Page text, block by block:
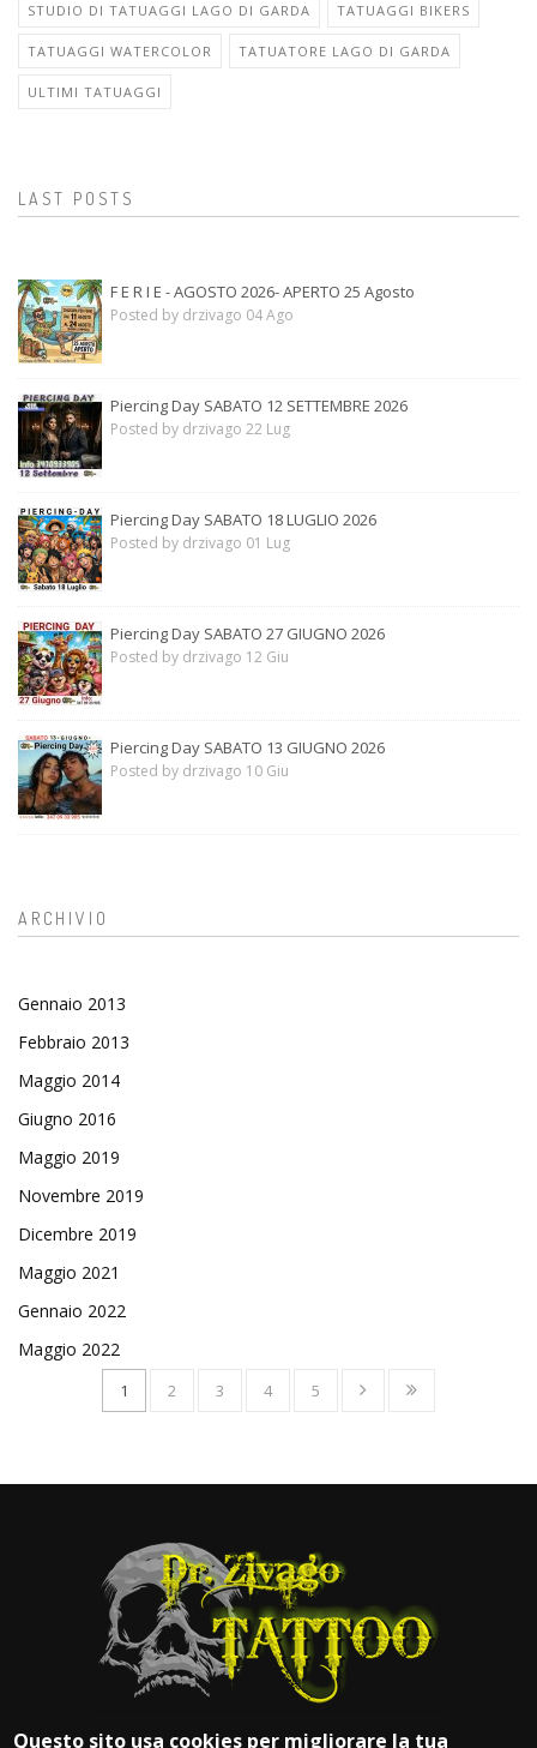
STUDIO DI TATUAGGI LAGO DI GARDA TATUAGGI BIKERS
TATUAGGI WATERCOLOR TATUATORE LAGO DI GARDA
ULTIMI TATUAGGI
LAST POSTS
F E R I E - AGOSTO 2026- APERTO 25 Agosto
Posted by drzivago 04 Ago
Piercing Day SABATO 12 SETTEMBRE 2026
Posted by drzivago 22 Lug
Piercing Day SABATO 18 LUGLIO 2026
Posted by drzivago 01 Lug
Piercing Day SABATO 27 GIUGNO 2026
Posted by drzivago 12 Giu
Piercing Day SABATO 13 GIUGNO 2026
Posted by drzivago 10 Giu
ARCHIVIO
Gennaio 2013
Febbraio 2013
Maggio 2014
Giugno 2016
Maggio 2019
Novembre 2019
Dicembre 2019
Maggio 2021
Gennaio 2022
Maggio 2022
1 2 3 4 5
Questo sito usa cookies per migliorare la tua